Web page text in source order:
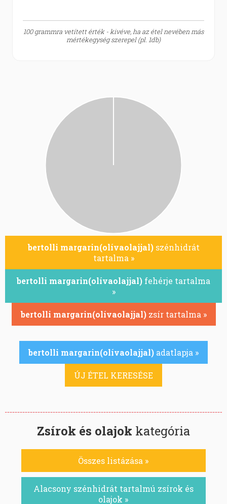
100 grammra vetített érték - kivéve, ha az étel nevében más
mértékegység szerepel (pl. 1db)
bertolli margarin(olívaolajjal)szénhidrát
tartalma »
bertolli margarin(olívaolajjal) fehérje tartalma
»
bertolli margarin(olívaolajjal)zsír tartalma »
bertolli margarin(olívaolajjal) adatlapja »
ÚJ ÉTEL KERESÉSE
Zsírok és olajok kategória
Összes listázása »
Alacsony szénhidrát tartalmú zsírok és
olajok »